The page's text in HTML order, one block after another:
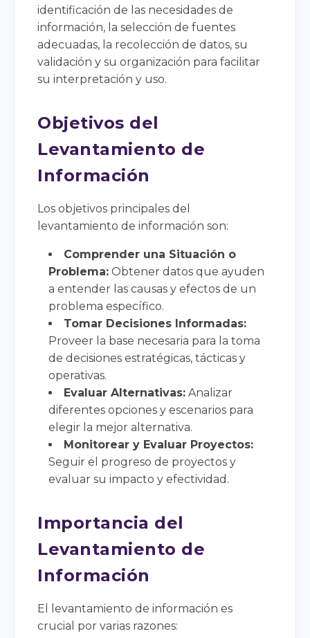
identificación de las necesidades de
información, la selección de fuentes
adecuadas, la recolección de datos, su
validación y su organización para facilitar
su interpretación y uso.
Objetivos del
Levantamiento de
Información
Los objetivos principales del
levantamiento de información son:
Comprender una Situación o
Problema: Obtener datos que ayuden
a entender las causas y efectos de un
problema específico.
Tomar Decisiones Informadas:
Proveer la base necesaria para la toma
de decisiones estratégicas, tácticas y
operativas.
Evaluar Alternativas: Analizar
diferentes opciones y escenarios para
elegir la mejor alternativa.
Monitorear y Evaluar Proyectos:
Seguir el progreso de proyectos y
evaluar su impacto y efectividad.
Importancia del
Levantamiento de
Información
El levantamiento de información es
crucial por varias razones: